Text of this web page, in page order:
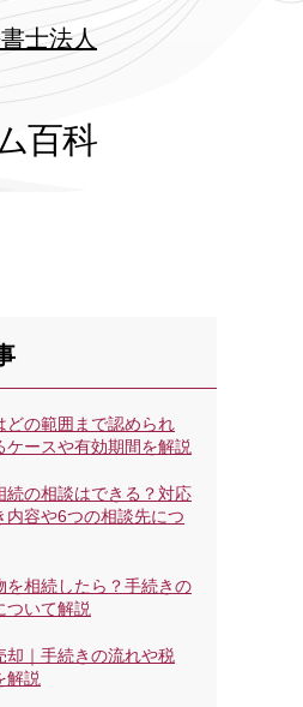
士法人
百科
どの範囲まで認められ
ケースや有効期間を解説
続の相談はできる？対応
内容や6つの相談先につ
を相続したら？手続きの
ついて解説
却｜手続きの流れや税
解説